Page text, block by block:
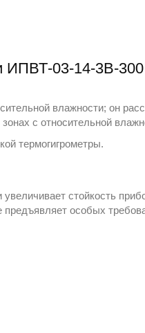
ИПВТ-03-14-3В-
влажности; он
с относительной
термогигрометры.
стойкость
предъявляет особых